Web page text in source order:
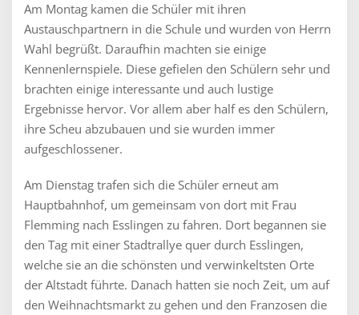
Am Montag kamen die Schüler mit ihren
Austauschpartnern in die Schule und wurden von Herrn
Wahl begrüßt. Daraufhin machten sie einige
Kennenlernspiele. Diese gefielen den Schülern sehr und
brachten einige interessante und auch lustige
Ergebnisse hervor. Vor allem aber half es den Schülern,
ihre Scheu abzubauen und sie wurden immer
aufgeschlossener.
Am Dienstag trafen sich die Schüler erneut am
Hauptbahnhof, um gemeinsam von dort mit Frau
Flemming nach Esslingen zu fahren. Dort begannen sie
den Tag mit einer Stadtrallye quer durch Esslingen,
welche sie an die schönsten und verwinkeltsten Orte
der Altstadt führte. Danach hatten sie noch Zeit, um auf
den Weihnachtsmarkt zu gehen und den Franzosen die